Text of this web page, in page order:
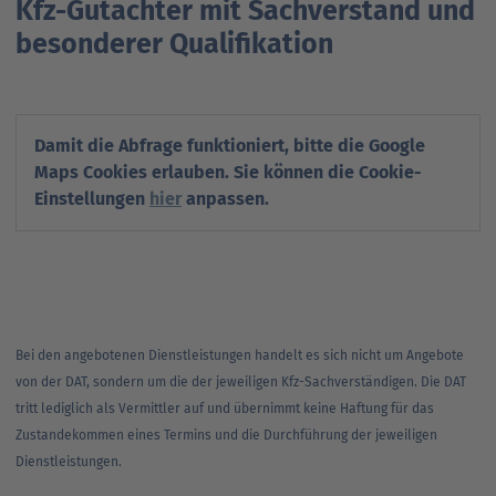
Ansprechpartner
navigation
Go
to
Nachrichten
to
parent
navigation
Kfz-Gutachter mit Sachverstand und
besonderer Qualifikation
Damit die Abfrage funktioniert, bitte die Google
Maps Cookies erlauben. Sie können die Cookie-
Einstellungen hier anpassen.
Bei den angebotenen Dienstleistungen handelt es sich nicht um Angebote
von der DAT, sondern um die der jeweiligen Kfz-Sachverständigen. Die DAT
tritt lediglich als Vermittler auf und übernimmt keine Haftung für das
Zustandekommen eines Termins und die Durchführung der jeweiligen
Dienstleistungen.